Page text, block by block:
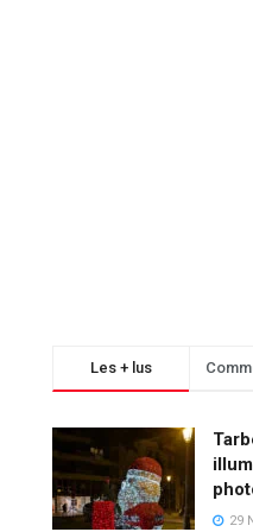
Les + lus
29